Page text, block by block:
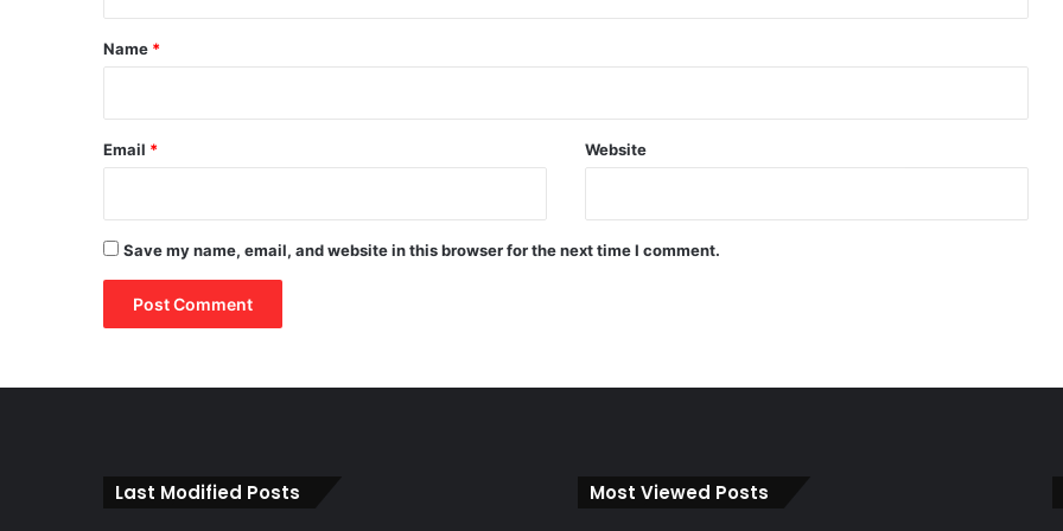
*
Name *
Email * Website
Save my name, email, and website in this browser for the next time I comment.
Last Modified Posts Most Viewed Posts